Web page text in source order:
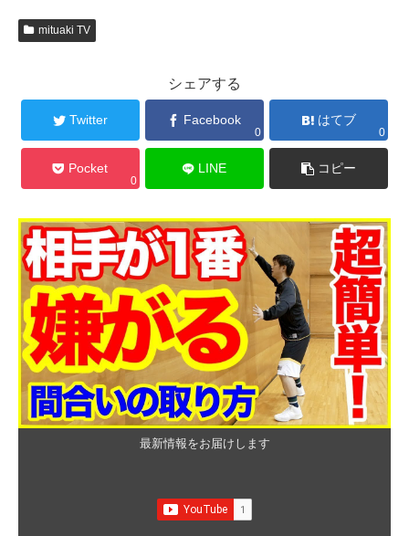
mituaki TV
シェアする
Twitter Facebook
0
はてブ
0
Pocket
0
LINE コピー
最新情報をお届けします